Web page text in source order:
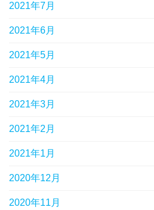
2021年7月
2021年6月
2021年5月
2021年4月
2021年3月
2021年2月
2021年1月
2020年12月
2020年11月